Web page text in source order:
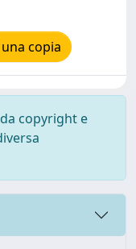
copia
copyright e